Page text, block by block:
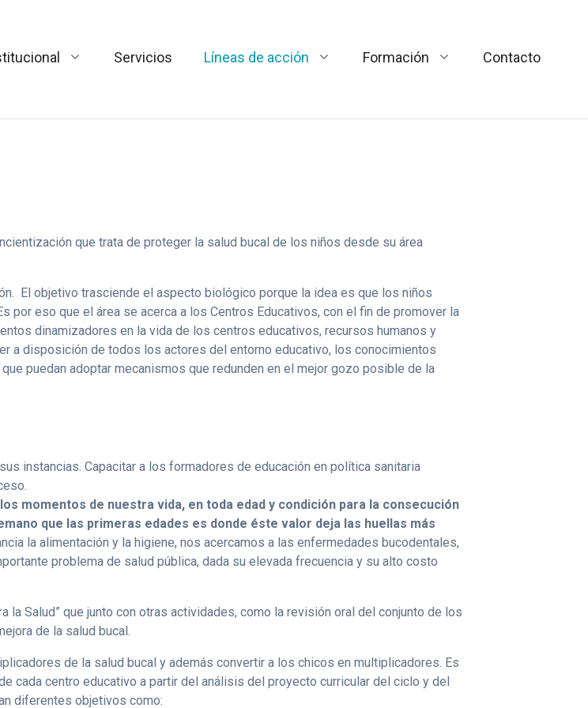
Servicios Líneas de acción Formación Contacto
que trata de proteger la salud bucal de los niños desde su área
El objetivo trasciende el aspecto biológico porque la idea es que los niños
por eso que el área se acerca a los Centros Educativos, con el fin de promover la
dinamizadores en la vida de los centros educativos, recursos humanos y
a disposición de todos los actores del entorno educativo, los conocimientos
puedan adoptar mecanismos que redunden en el mejor gozo posible de la
instancias. Capacitar a los formadores de educación en política sanitaria
momentos de nuestra vida, en toda edad y condición para la consecución
que las primeras edades es donde éste valor deja las huellas más
la alimentación y la higiene, nos acercamos a las enfermedades bucodentales,
problema de salud pública, dada su elevada frecuencia y su alto costo
la Salud” que junto con otras actividades, como la revisión oral del conjunto de los
de la salud bucal.
de la salud bucal y además convertir a los chicos en multiplicadores. Es
cada centro educativo a partir del análisis del proyecto curricular del ciclo y del
diferentes objetivos como: